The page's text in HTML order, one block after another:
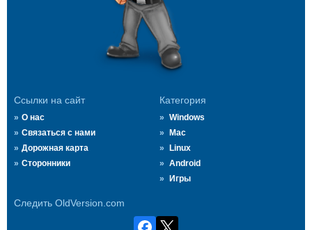
Ссылки на сайт
О нас
Связаться с нами
Дорожная карта
Сторонники
Категория
Windows
Mac
Linux
Android
Игры
Следить OldVersion.com